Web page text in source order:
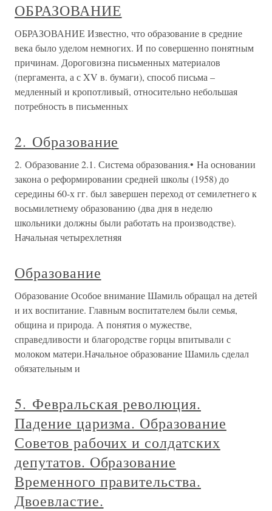
ОБРАЗОВАНИЕ
ОБРАЗОВАНИЕ Известно, что образование в средние
века было уделом немногих. И по совершенно понятным
причинам. Дороговизна письменных материалов
(пергамента, а с XV в. бумаги), способ письма –
медленный и кропотливый, относительно небольшая
потребность в письменных
2. Образование
2. Образование 2.1. Система образования.• На основании
закона о реформировании средней школы (1958) до
середины 60-х гг. был завершен переход от семилетнего к
восьмилетнему образованию (два дня в неделю
школьники должны были работать на производстве).
Начальная четырехлетняя
Образование
Образование Особое внимание Шамиль обращал на детей
и их воспитание. Главным воспитателем были семья,
община и природа. А понятия о мужестве,
справедливости и благородстве горцы впитывали с
молоком матери.Начальное образование Шамиль сделал
обязательным и
5. Февральская революция.
Падение царизма. Образование
Советов рабочих и солдатских
депутатов. Образование
Временного правительства.
Двоевластие.